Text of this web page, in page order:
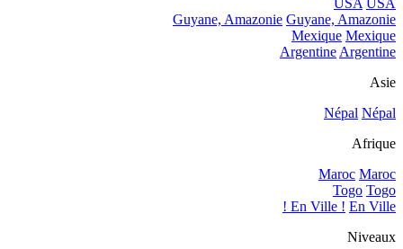
USA USA
Guyane, Amazonie Guyane, Amazonie
Mexique Mexique
ArgentineArgentine
Asie
Népal Népal
Afrique
Maroc Maroc
Togo Togo
En Ville ! En Ville !
Niveaux